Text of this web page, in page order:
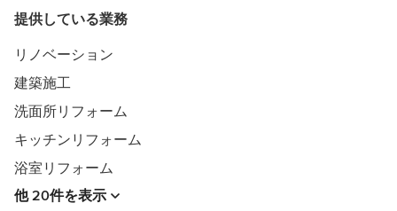
提供している業務
リノベーション
建築施工
洗面所リフォーム
キッチンリフォーム
浴室リフォーム
他 20件を表示